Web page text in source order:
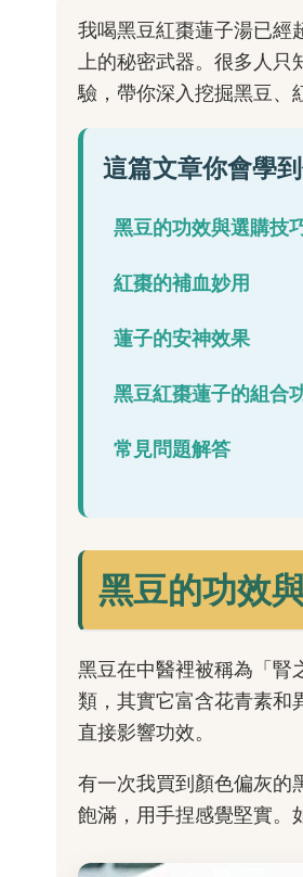
我喝黑豆紅棗蓮子湯已經
上的秘密武器。很多人
驗，帶你深入挖掘黑豆、
這篇文章你會學
黑豆的功效與選購技
紅棗的補血妙用
蓮子的安神效果
黑豆紅棗蓮子的組合
常見問題解答
黑豆的功效
黑豆在中醫裡被稱為「腎
類，其實它富含花青素和
直接影響功效。
有一次我買到顏色偏灰的
飽滿，用手捏感覺堅實。